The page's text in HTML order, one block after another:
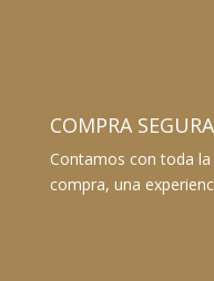
COMPRA SEGURA
Contamos con toda
compra, una